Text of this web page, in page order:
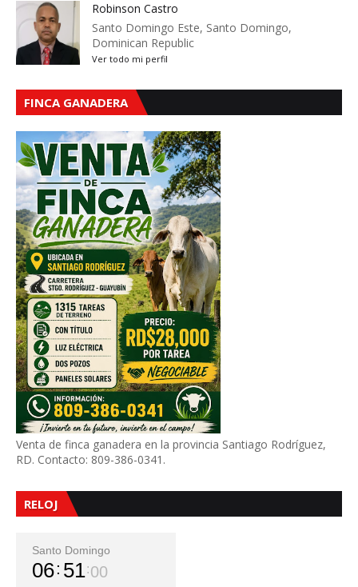
Robinson Castro
Santo Domingo Este, Santo Domingo,
Dominican Republic
Ver todo mi perfil
FINCA GANADERA
Venta de finca ganadera en la provincia Santiago Rodríguez,
RD. Contacto: 809-386-0341.
RELOJ
Santo Domingo
06 51 02